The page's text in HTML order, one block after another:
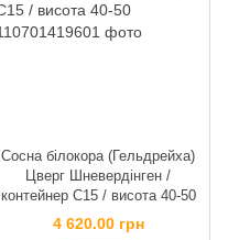
Сосна білокора (Гельдрейха)
Цверг Шневердінген /
контейнер C15 / висота 40-50
4 620.00 грн